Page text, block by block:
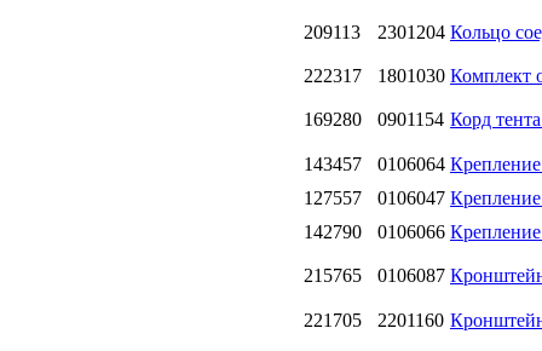
209113 2301204 Кольцо
222317 1801030 Комплект
169280 0901154 Корд
143457 0106064
127557
0106047
142790
0106066
215765 0106087
221705 2201160